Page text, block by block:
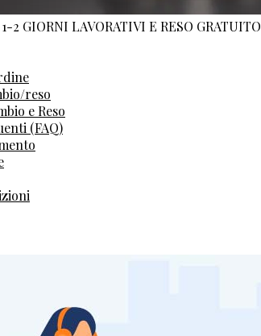
2 GIORNI LAVORATIVI E RESO GRATUITO
reso
e Reso
(FAQ)